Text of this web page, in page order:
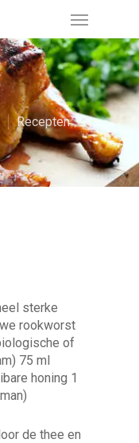
Recepten
sterke
rookworst
of
75 ml
honing 1
de thee en